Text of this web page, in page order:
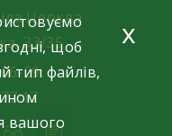
Церква
33/35
29
17
щоб
тип файлів,
вашого
x